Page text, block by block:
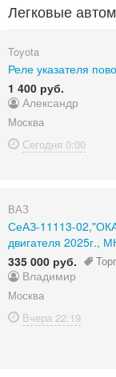
Легковые
Toyota
Реле указателя
1 400 руб.
Александр
Москва
Сегодня 0:00
ВАЗ
СеАЗ-11113-
двигателя 2025г.,
335 000 руб.
Владимир
Москва
Вчера 22:19